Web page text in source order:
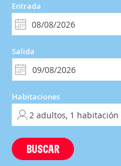
Entrada
Salida
Habitaciones
BUSCAR